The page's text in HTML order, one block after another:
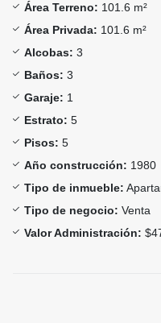
Área Terreno: 101.6 m²
Área Privada: 101.6 m²
Alcobas: 3
Baños: 3
Garaje: 1
Estrato: 5
Pisos: 5
Año construcción: 1980
Tipo de inmueble:
Tipo de negocio: Venta
Valor Administración: